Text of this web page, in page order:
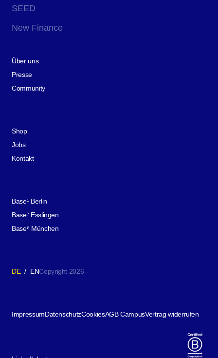
SEED
New Finance
Über uns
Presse
Community
Shop
Jobs
Kontakt
Base¹ Berlin
Base⁷ Esslingen
Base⁸ München
DE / ENCopyright 2026
ImpressumDatenschutzCookiesAGB CampusVertrag widerrufen